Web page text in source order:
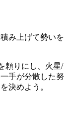
み上げて勢いを
頼りにし、火星/
手が分散した努
決めよう。